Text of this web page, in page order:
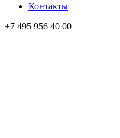
Контакты
+7 495 956 40 00